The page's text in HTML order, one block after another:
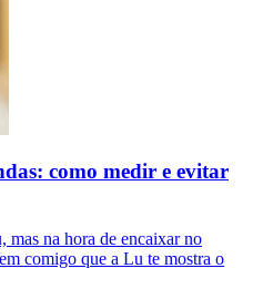
como medir e evitar
mas na hora de encaixar no
comigo que a Lu te mostra o